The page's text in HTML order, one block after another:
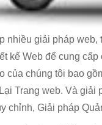
nhiều giải pháp
kế Web để cung
của chúng tôi bao
Trang web. Và
chỉnh, Giải pháp